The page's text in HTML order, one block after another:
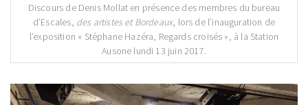
Discours de Denis Mollat en présence des membres du bureau
d’Escales, des artistes et Bordeaux, lors de l’inauguration de
l’exposition « Stéphane Hazéra, Regards croisés », à la Station
Ausone lundi 13 juin 2017.